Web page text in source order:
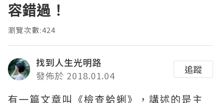
容錯過！
瀏覽次數:424
找到人生光明路
發佈於 2018.01.04
追蹤
有一篇文章叫《檢查蛤蜊》，講述的是主